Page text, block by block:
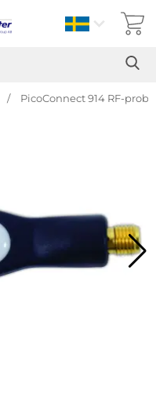
Sverige
PicoConnect 914 RF-prob